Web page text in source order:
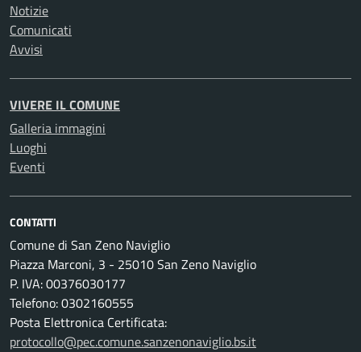
Notizie
Comunicati
Avvisi
VIVERE IL COMUNE
Galleria immagini
Luoghi
Eventi
CONTATTI
Comune di San Zeno Naviglio
Piazza Marconi, 3 - 25010 San Zeno Naviglio
P. IVA: 00376030177
Telefono: 0302160555
Posta Elettronica Certificata:
protocollo@pec.comune.sanzenonaviglio.bs.it